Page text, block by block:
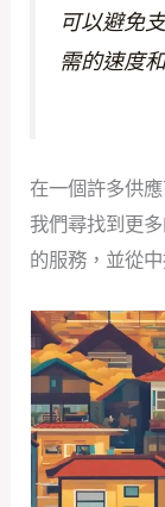
可以避免
需的速度
在一個許多供
我們尋找到更
的服務，並從